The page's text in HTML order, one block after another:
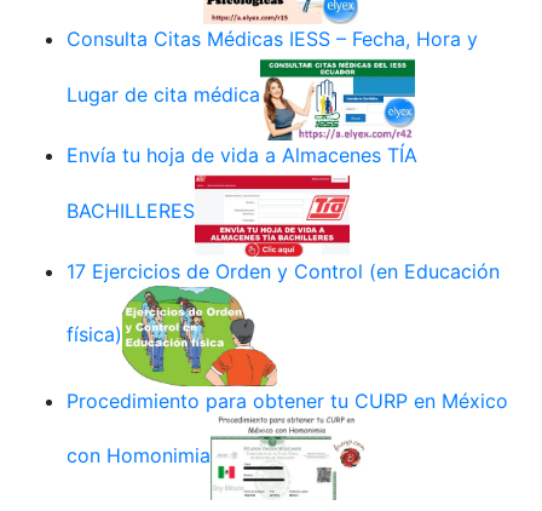
Consulta Citas Médicas IESS – Fecha, Hora y
Lugar de cita médica
Envía tu hoja de vida a Almacenes TÍA
BACHILLERES
17 Ejercicios de Orden y Control (en Educación
física)
Procedimiento para obtener tu CURP en México
con Homonimia